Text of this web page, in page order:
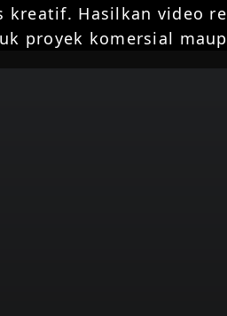
Hasilkan video
proyek komersial